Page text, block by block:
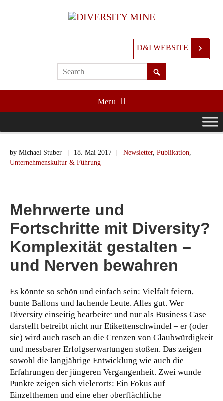
D&I WEBSITE
Menu
by Michael Stuber || 18. Mai 2017 || Newsletter, Publikation
Unternehmenskultur & Führung
Mehrwerte und
Fortschritte mit Diversity?
Komplexität gestalten –
und Nerven bewahren
Es könnte so schön und einfach sein: Vielfalt feiern,
bunte Ballons und lachende Leute. Alles gut. Wer
Diversity einseitig bearbeitet und nur als Business Case
darstellt betreibt nicht nur Etikettenschwindel – er (oder
sie) wird auch rasch an die Grenzen von Glaubwürdigkeit
und messbarer Erfolgserwartungen stoßen. Das zeigen
sowohl die langjährige Entwicklung wie auch die
Erfahrungen der jüngeren Vergangenheit. Zwei wunde
Punkte zeigen sich vielerorts: Ein Fokus auf
Einzelthemen und eine eher oberflächliche